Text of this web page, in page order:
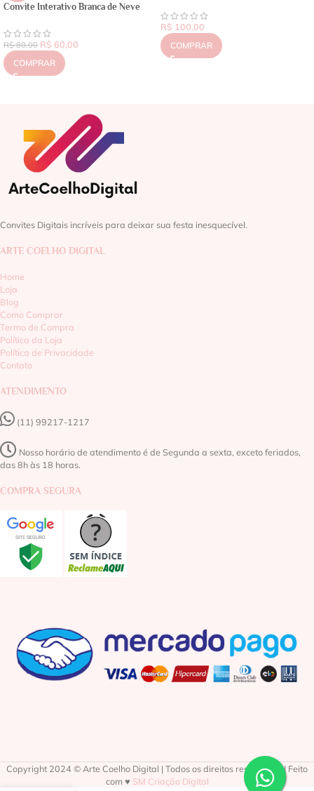
Convite Interativo Branca de Neve
R$80,00 R$ 60,00
COMPRAR
R$ 100,00
COMPRAR
Convites Digitais incríveis para deixar sua festa inesquecível.
ARTE COELHO DIGITAL
Home
Loja
Blog
Como Comprar
Termo de Compra
Política da Loja
Política de Privacidade
Contato
ATENDIMENTO
(11) 99217-1217‬
Nosso horário de atendimento é de Segunda a sexta, exceto feriados,
das 8h às 18 horas.
COMPRA SEGURA
Copyright 2024 © Arte Coelho Digital | Todos os direitos reservados | Feito
com ♥ SM Criação Digital